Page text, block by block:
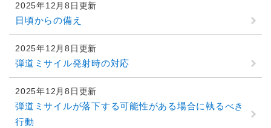
2025年12月8日更新
日頃からの備え
2025年12月8日更新
弾道ミサイル発射時の対応
2025年12月8日更新
弾道ミサイルが落下する可能性がある場合に執るべき
行動